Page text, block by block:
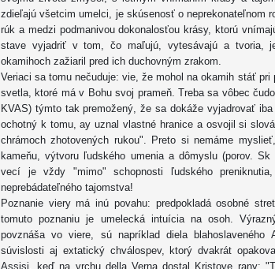
zdieľajú všetcim umelci, je skúsenosť o neprekonateľnom
rúk a medzi podmanivou dokonalosťou krásy, ktorú
stave vyjadriť v tom, čo maľujú, vytesávajú a tvoria,
okamihoch zažiaril pred ich duchovným zrakom.
Veriaci sa tomu nečuduje: vie, že mohol na okamih stáť
svetla, ktoré má v Bohu svoj prameň. Treba sa vôbec
KVAS) týmto tak premožený, že sa dokáže vyjadrovať
ochotný k tomu, ay uznal vlastné hranice a osvojil si
chrámoch zhotovených rukou". Preto si nemáme
kameňu, výtvoru ľudského umenia a dômyslu (porov.
vecí je vždy "mimo" schopnosti ľudského
neprebádateľného tajomstva!
Poznanie viery má inú povahu: predpokladá osobné
tomuto poznaniu je umelecká intuícia na osoh.
povznáša vo viere, sú napríklad diela
súvislosti aj extatický chválospev, ktorý dvakrát
Assisi, keď na vrchu della Verna dostal Kristove rany: